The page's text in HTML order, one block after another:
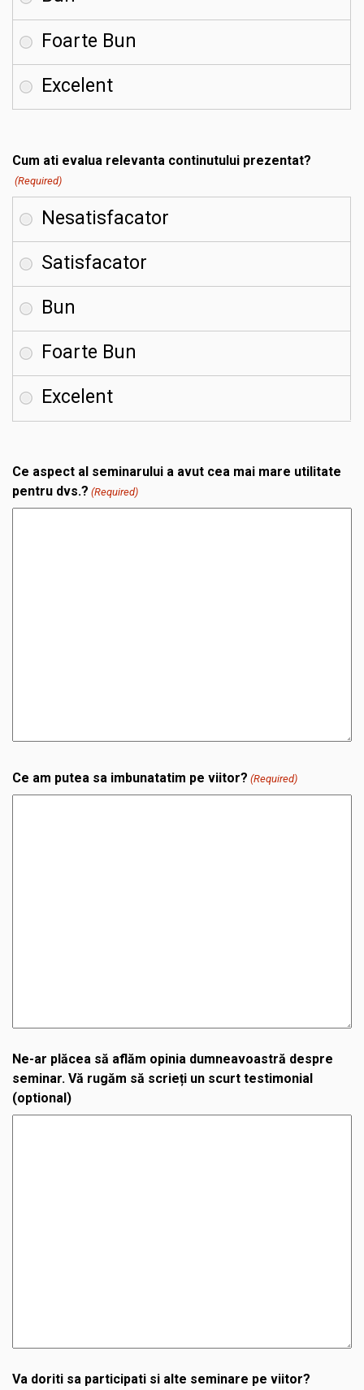
Cum ati evalua relevanta continutului prezentat?
(Required)
Ce aspect al seminarului a avut cea mai mare utilitate
pentru dvs.? (Required)
Ce am putea sa imbunatatim pe viitor? (Required)
Ne-ar plăcea să aflăm opinia dumneavoastră despre
seminar. Vă rugăm să scrieți un scurt testimonial
(optional)
Va doriti sa participati si alte seminare pe viitor?